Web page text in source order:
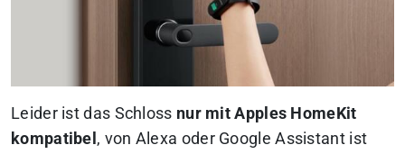
Leider ist das Schloss nur mit Apples HomeKit
kompatibel , von Alexa oder Google Assistant ist